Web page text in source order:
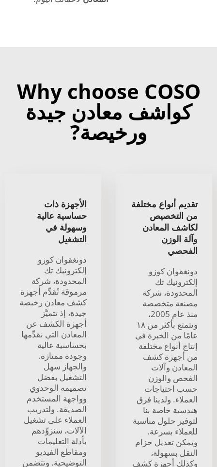
Why choose COSO
كواشف معادن جيدة
ورخيصة?
تقديم أنواع مختلفة
من التخصيص
لكاشف المعادن
وآلة الوزن
الفحصي
دونغقوان كوزو
إلكترونيك تك
المحدودة، شركة
مصنعة متخصصة
منذ عام 2005،
وتتمتع بأكثر من ١٨
عامًا من الخبرة في
إنتاج أنواع مختلفة
من أجهزة كشف
المعادن وآلات
الفحص والوزن
حسب احتياجات
العملاء. ولدينا فرق
هندسية خاصة بنا
لتوفير حلول مناسبة
للعملاء بسرعة.
ويمكن تعديل حزام
النقل بسهولة،
وكذلك أجهزة كشف
الأجهزة ذات
حساسية عالية
وسهولة في
التشغيل
دونغقوان كوزو
إلكترونيك تك
المحدودة، شركة
مرموقة تُقدِّم أجهزة
كشف معادن رخيصة
جيدة، إذ تتميَّز
أجهزة الكشف عن
المعادن التي نقدِّمها
بحساسية عالية
وجودة ممتازة.
والجهاز سهل
التشغيل بفضل
تصميمه الوحدوي
وواجهة المستخدم
الصديقة. ولتدريب
العملاء على تشغيل
الآلات، سنزوِّدهم
بأدلة التعليمات
ومقاطع الفيديو
التوضيحية. وتتضمن